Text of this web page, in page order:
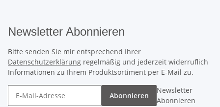
Newsletter Abonnieren
Bitte senden Sie mir entsprechend Ihrer
Datenschutzerklärung regelmäßig und jederzeit widerruflich
Informationen zu Ihrem Produktsortiment per E-Mail zu.
Abonnieren
Newsletter
Abonnieren